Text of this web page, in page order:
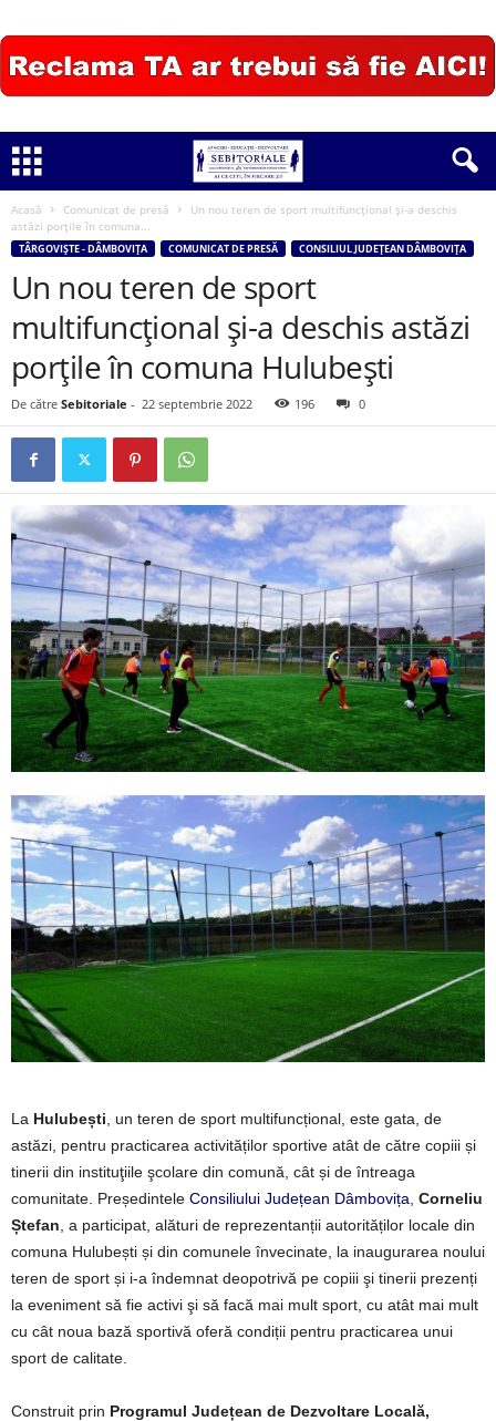
Acasă Comunicat de presă
Un nou teren de sport multifuncțional și-a deschis
astăzi porțile în comuna...
TÂRGOVIȘTE - DÂMBOVIȚA COMUNICAT DE PRESĂ CONSILIUL JUDEȚEAN DÂMBOVIȚA
Un nou teren de sport
multifuncțional și-a deschis astăzi
porțile în comuna Hulubești
De către Sebitoriale - 22 septembrie 2022 196 0
La Hulubești , un teren de sport multifuncțional, este gata, de
astăzi, pentru practicarea activităților sportive atât de către copiii și
tinerii din instituţiile şcolare din comună, cât și de întreaga
comunitate. Președintele Consiliului Județean Dâmbovița Corneliu
Ștefan , a participat, alături de reprezentanții autorităților locale din
comuna Hulubești și din comunele învecinate, la inaugurarea noului
teren de sport și i-a îndemnat deopotrivă pe copiii şi tinerii prezenți
la eveniment să fie activi şi să facă mai mult sport, cu atât mai mult
cu cât noua bază sportivă oferă condiții pentru practicarea unui
sport de calitate.
Construit prin Programul Județean de Dezvoltare Locală,